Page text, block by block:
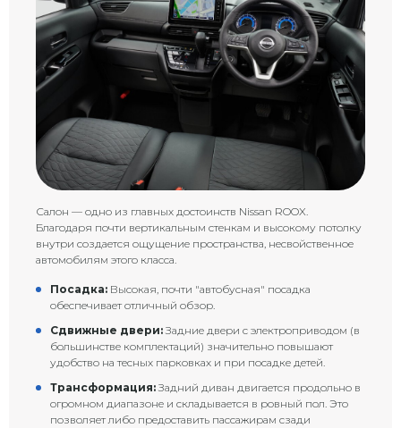
Салон — одно из главных достоинств Nissan ROOX.
Благодаря почти вертикальным стенкам и высокому потолку
внутри создается ощущение пространства, несвойственное
автомобилям этого класса.
Посадка: Высокая, почти "автобусная" посадка
обеспечивает отличный обзор.
Сдвижные двери:Задние двери с электроприводом (в
большинстве комплектаций) значительно повышают
удобство на тесных парковках и при посадке детей.
Трансформация:Задний диван двигается продольно в
огромном диапазоне и складывается в ровный пол. Это
позволяет либо предоставить пассажирам сзади